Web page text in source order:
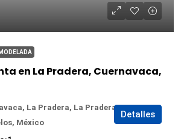
en La Pradera, Cuernavaca,
La Pradera, La Pradera,
México
Detalles